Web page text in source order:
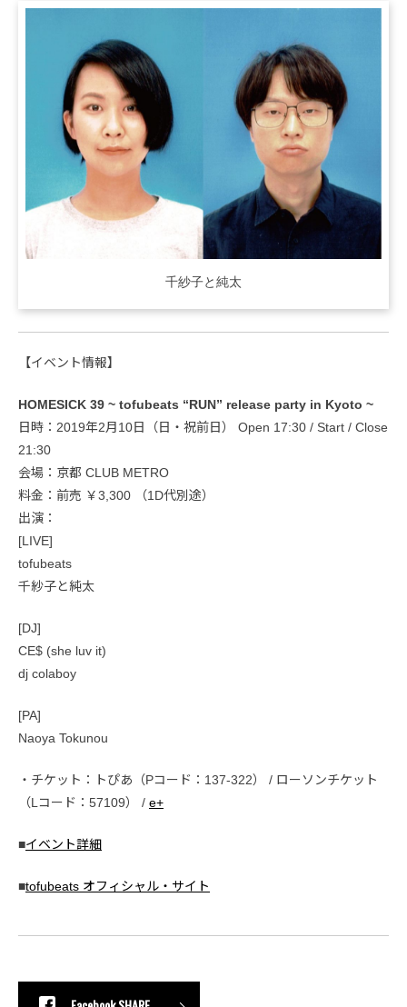
千紗子と純太
【イベント情報】
HOMESICK 39 ~ tofubeats “RUN” release party in Kyoto ~
日時：2019年2月10日（日・祝前日） Open 17:30 / Start / Close
21:30
会場：京都 CLUB METRO
料金：前売 ￥3,300 （1D代別途）
出演：
[LIVE]
tofubeats
千紗子と純太
[DJ]
CE$ (she luv it)
dj colaboy
[PA]
Naoya Tokunou
・チケット：トぴあ（Pコード：137-322） / ローソンチケット
（Lコード：57109） / e+
■イベント詳細
■tofubeats オフィシャル・サイト